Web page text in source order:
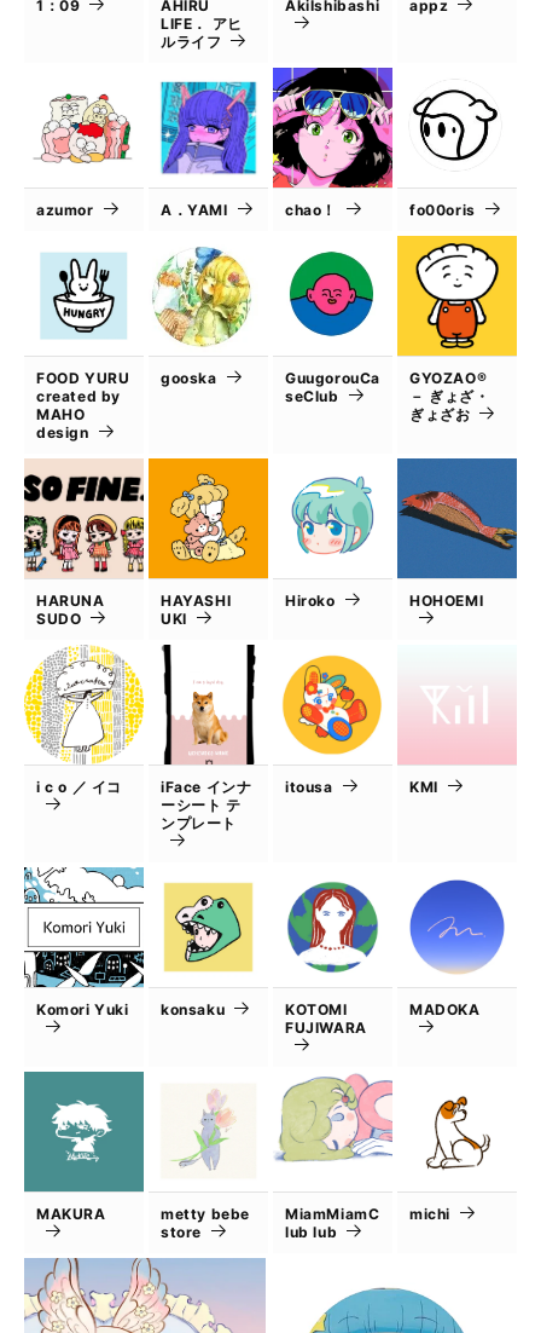
1：09
AHIRU
LIFE． アヒ
ルライフ
AkiIshibashi appz
azumor A．YAMI chao！ fo00oris
FOOD YURU
created by
MAHO
design
gooska
GuugorouCa
seClub
GYOZAO®
－ ぎょざ・
ぎょざお
HARUNA
SUDO
HAYASHI
UKI
Hiroko HOHOEMI
i c o ／ イコ
iFace インナ
ーシート テ
ンプレート
itousa KMI
Komori Yuki konsaku
KOTOMI
FUJIWARA
MADOKA
MAKURA
metty bebe
store
MiamMiamC
lub lub
michi